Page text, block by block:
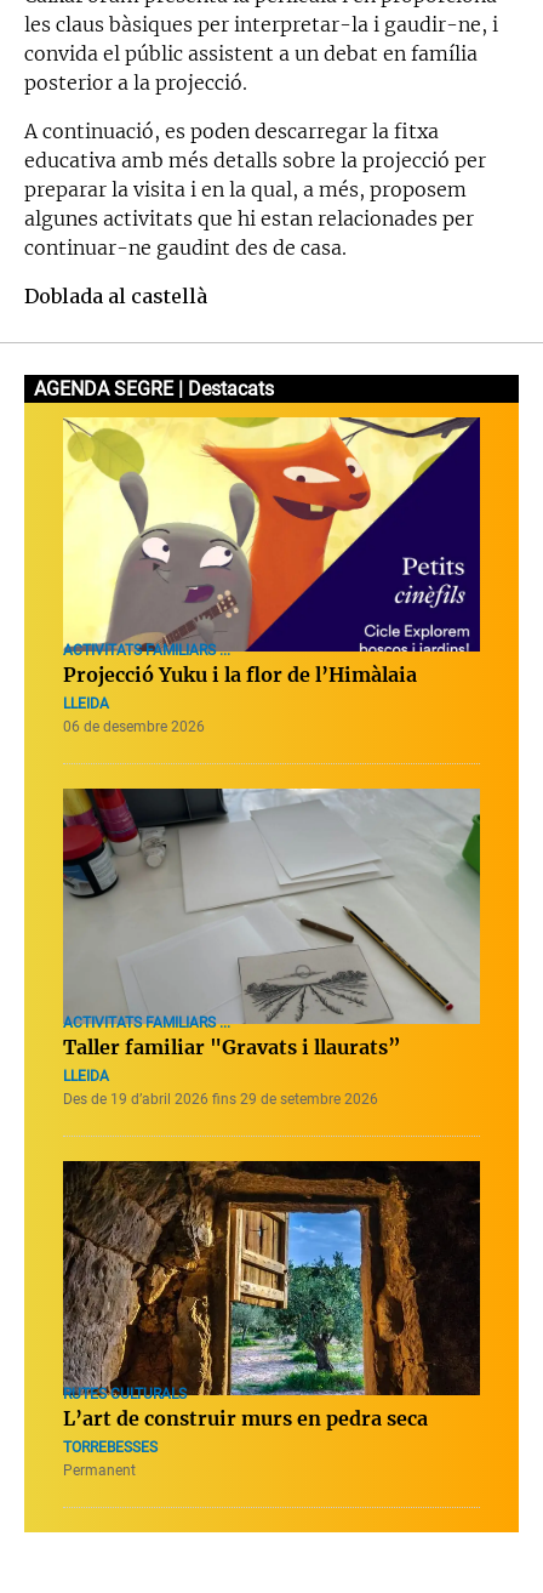
les claus bàsiques per interpretar-la i gaudir-ne, i
convida el públic assistent a un debat en família
posterior a la projecció.
A continuació, es poden descarregar la fitxa
educativa amb més detalls sobre la projecció per
preparar la visita i en la qual, a més, proposem
algunes activitats que hi estan relacionades per
continuar-ne gaudint des de casa.
Doblada al castellà
AGENDA SEGRE | Destacats
ACTIVITATS FAMILIARS ...
Projecció Yuku i la flor de l’Himàlaia
LLEIDA
06 de desembre 2026
ACTIVITATS FAMILIARS ...
Taller familiar "Gravats i llaurats”
LLEIDA
Des de 19 d’abril 2026 fins 29 de setembre 2026
RUTES CULTURALS
L’art de construir murs en pedra seca
TORREBESSES
Permanent